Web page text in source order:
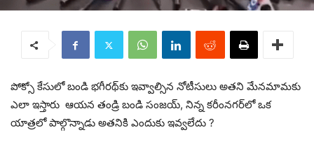
పోక్సో కేసులో బండి భగీరథ్‌కు ఇవ్వాల్సిన నోటీసులు అతని మేనమామకు
ఎలా ఇస్తారు ఆయన తండ్రి బండి సంజయ్, నిన్న కరీంనగర్‌లో ఒక
యాత్రలో పాల్గొన్నాడు అతనికి ఎందుకు ఇవ్వలేదు ?